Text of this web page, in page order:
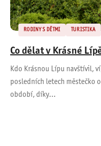
RODINY S DĚTMI TURISTIKA
Co dělat v Krásné
Kdo Krásnou Lípu navštívil,
posledních letech městečko
období, díky…